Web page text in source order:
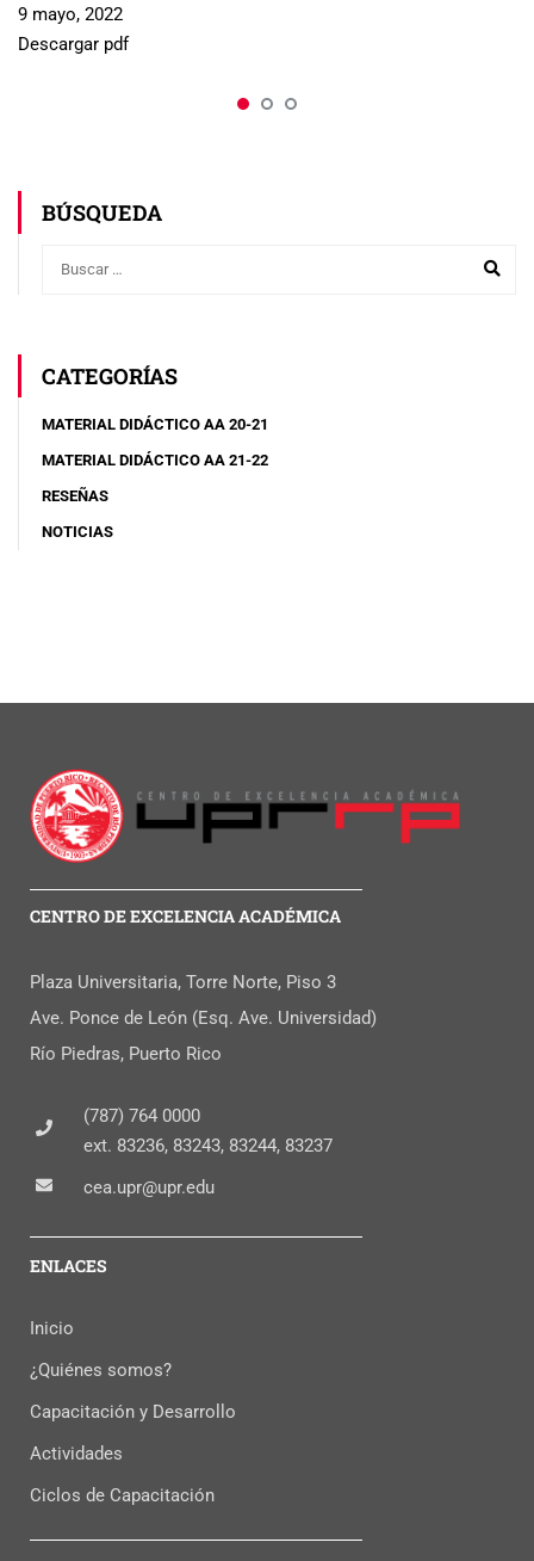
9 mayo, 2022
Descargar pdf
BÚSQUEDA
CATEGORÍAS
MATERIAL DIDÁCTICO AA 20-21
MATERIAL DIDÁCTICO AA 21-22
RESEÑAS
NOTICIAS
CENTRO DE EXCELENCIA ACADÉMICA
Plaza Universitaria, Torre Norte, Piso 3
Ave. Ponce de León (Esq. Ave. Universidad)
Río Piedras, Puerto Rico
(787) 764 0000
ext. 83236, 83243, 83244, 83237
cea.upr@upr.edu
ENLACES
Inicio
¿Quiénes somos?
Capacitación y Desarrollo
Actividades
Ciclos de Capacitación